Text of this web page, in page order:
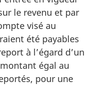
le revenu et par
visé au
été payables
à l’égard d’un
égal au
pour une